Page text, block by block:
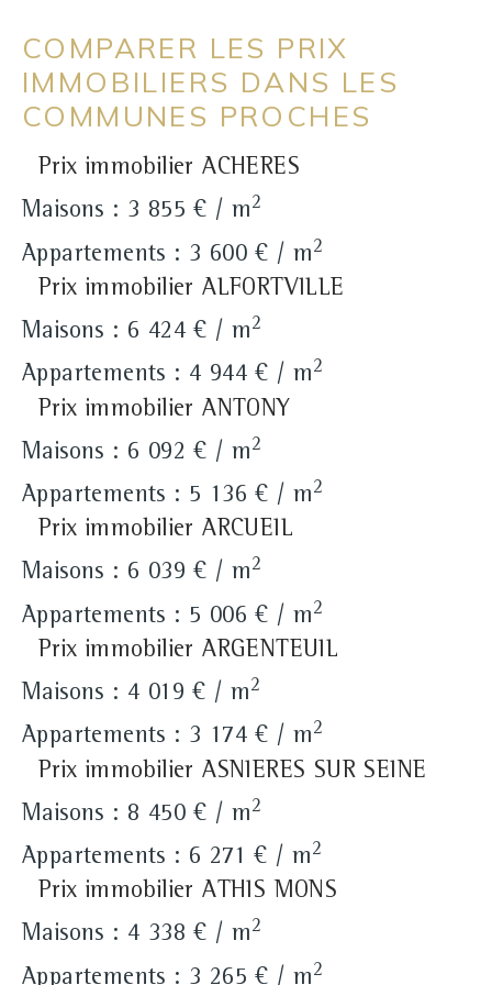
COMPARER LES PRIX
IMMOBILIERS DANS LES
COMMUNES PROCHES
Prix immobilier ACHERES
Maisons : 3 855 € / m2
Appartements : 3 600 € / m2
Prix immobilier ALFORTVILLE
Maisons : 6 424 € / m2
Appartements : 4 944 € / m2
Prix immobilier ANTONY
Maisons : 6 092 € / m2
Appartements : 5 136 € / m2
Prix immobilier ARCUEIL
Maisons : 6 039 € / m2
Appartements : 5 006 € / m2
Prix immobilier ARGENTEUIL
Maisons : 4 019 € / m2
Appartements : 3 174 € / m2
Prix immobilier ASNIERES SUR SEINE
Maisons : 8 450 € / m2
Appartements : 6 271 € / m2
Prix immobilier ATHIS MONS
Maisons : 4 338 € / m2
Appartements : 3 265 € / m2